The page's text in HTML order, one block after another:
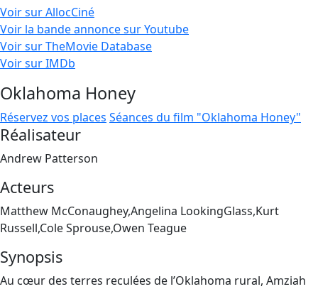
Voir sur AllocCiné
Voir la bande annonce sur Youtube
Voir sur TheMovie Database
Voir sur IMDb
Oklahoma Honey
Réservez vos places Séances du film "Oklahoma Honey"
Réalisateur
Andrew Patterson
Acteurs
Matthew McConaughey,Angelina LookingGlass,Kurt
Russell,Cole Sprouse,Owen Teague
Synopsis
Au cœur des terres reculées de l’Oklahoma rural, Amziah